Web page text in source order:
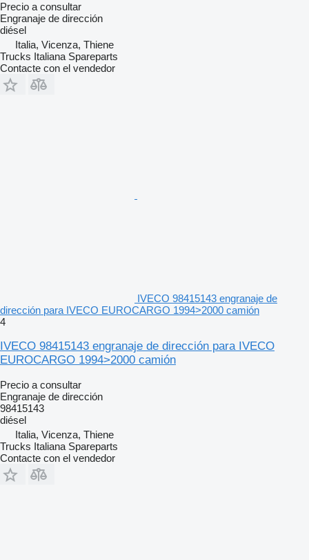
Precio a consultar
Engranaje de dirección
diésel
Italia, Vicenza, Thiene
Trucks Italiana Spareparts
Contacte con el vendedor
IVECO 98415143 engranaje de
dirección para IVECO EUROCARGO 1994>2000 camión
4
IVECO 98415143 engranaje de dirección para IVECO
EUROCARGO 1994>2000 camión
Precio a consultar
Engranaje de dirección
98415143
diésel
Italia, Vicenza, Thiene
Trucks Italiana Spareparts
Contacte con el vendedor